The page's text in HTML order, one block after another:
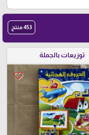
453 منتج
توزيعات بالجملة
favorite_border